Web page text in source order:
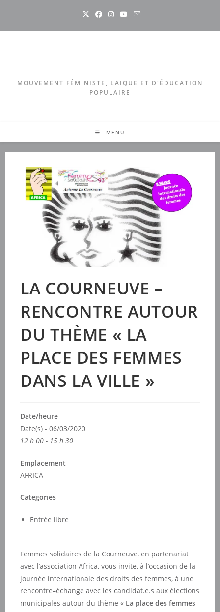
content
MOUVEMENT FÉMINISTE, LAÏQUE ET D'ÉDUCATION
POPULAIRE
MENU
LA COURNEUVE –
RENCONTRE AUTOUR
DU THÈME « LA
PLACE DES FEMMES
DANS LA VILLE »
Date/heure
Date(s) - 06/03/2020
12 h 00 - 15 h 30
Emplacement
AFRICA
Catégories
Entrée libre
Femmes solidaires de la Courneuve, en partenariat
avec l’association Africa, vous invite, à l’occasion de la
journée internationale des droits des femmes, à une
rencontre–échange avec les candidat.e.s aux élections
municipales autour du thème « La place des femmes